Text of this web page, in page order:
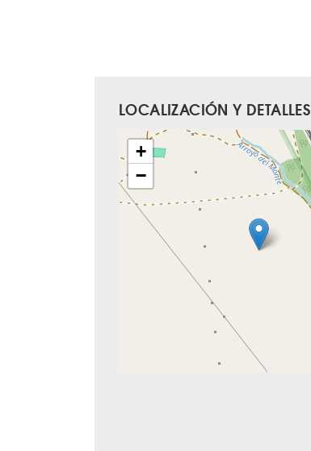
LOCALIZACIÓN Y DETALLES
+
−